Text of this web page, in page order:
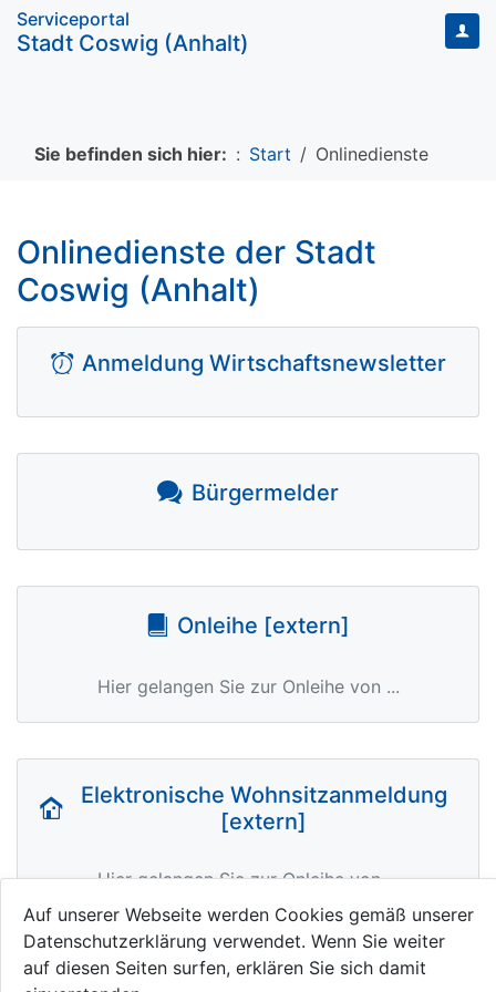
Auf unserer Webseite werden Cookies gemäß unserer
Datenschutzerklärung verwendet. Wenn Sie weiter
auf diesen Seiten surfen, erklären Sie sich damit
Serviceportal
Stadt Coswig (Anhalt)
Sie befinden sich hier: Start Onlinedienste
Onlinedienste der Stadt
Coswig (Anhalt)
bi bi-alarm
Anmeldung Wirtschaftsnewsletter
icon icon-bubbles2
Bürgermelder
icon icon-book3
Onleihe [extern]
Hier gelangen Sie zur Onleihe von ...
icon icon-home6
Elektronische Wohnsitzanmeldung
[extern]
Hier gelangen Sie zur Onleihe von ...